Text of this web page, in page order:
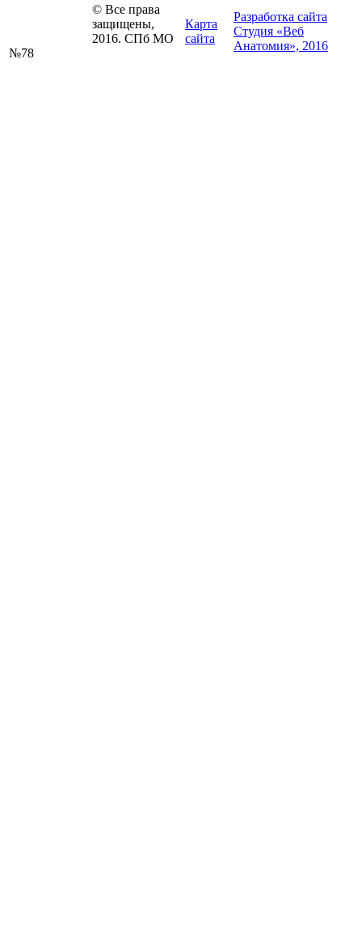
© Все права
защищены,
2016. СПб МО
№78
Карта
сайта
Разработка сайта
Студия «Веб
Анатомия», 2016